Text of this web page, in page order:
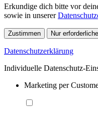
Erkundige dich bitte vor
sowie in unserer
Zustimmen Nur erforderliche
Datenschutzerklärung
Individuelle Datenschutz-
Marketing per